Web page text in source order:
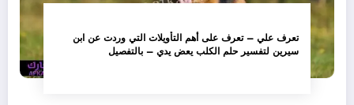
تعرف علي – تعرف على أهم التأويلات التي وردت عن ابن
سيرين لتفسير حلم الكلب يعض يدي – بالتفصيل